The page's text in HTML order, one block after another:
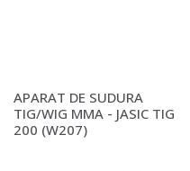
APARAT DE SUDURA
TIG/WIG MMA - JASIC TIG
200 (W207)